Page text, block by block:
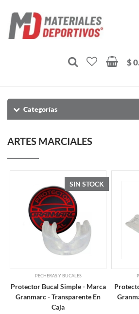
$
Categorías
ARTES MARCIALES
SIN STOCK
PECHERAS Y BUCALES
Protector Bucal Simple - Marca
Granmarc - Transparente En
Caja